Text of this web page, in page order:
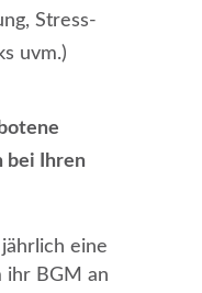
Stress-
uvm.)
bei Ihren
eine
ihr BGM an